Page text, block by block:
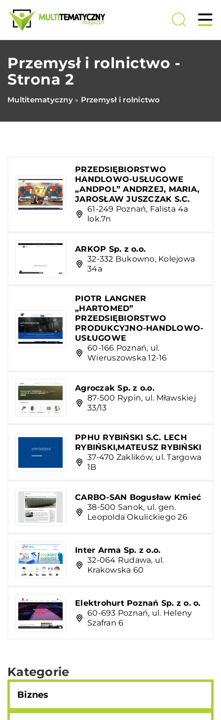
Przemysł i rolnictwo -
Strona 2
Multitematyczny» Przemysł i rolnictwo
PRZEDSIĘBIORSTWO
HANDLOWO-USŁUGOWE
„ANDPOL” ANDRZEJ, MARIA,
JAROSŁAW JUSZCZAK S.C.
61-249 Poznań, Falista 4a
lok.7n
ARKOP Sp. z o.o.
32-332 Bukowno, Kolejowa
34a
PIOTR LANGNER
„HARTOMED”
PRZEDSIĘBIORSTWO
PRODUKCYJNO-HANDLOWO-
USŁUGOWE
60-166 Poznań, ul.
Wieruszowska 12-16
Agroczak Sp. z o.o.
87-500 Rypin, ul. Mławskiej
33/13
PPHU RYBIŃSKI S.C. LECH
RYBIŃSKI,MATEUSZ RYBIŃSKI
37-470 Zaklików, ul. Targowa
1B
CARBO-SAN Bogusław Kmieć
38-500 Sanok, ul. gen.
Leopolda Okulickiego 26
Inter Arma Sp. z o.o.
32-064 Rudawa, ul.
Krakowska 60
Elektrohurt Poznań Sp. z o. o.
60-693 Poznań, ul. Heleny
Szafran 6
Kategorie
Biznes